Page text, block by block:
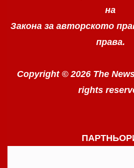
на
Закона за авторското
права.
Copyright © 2026 The
rights